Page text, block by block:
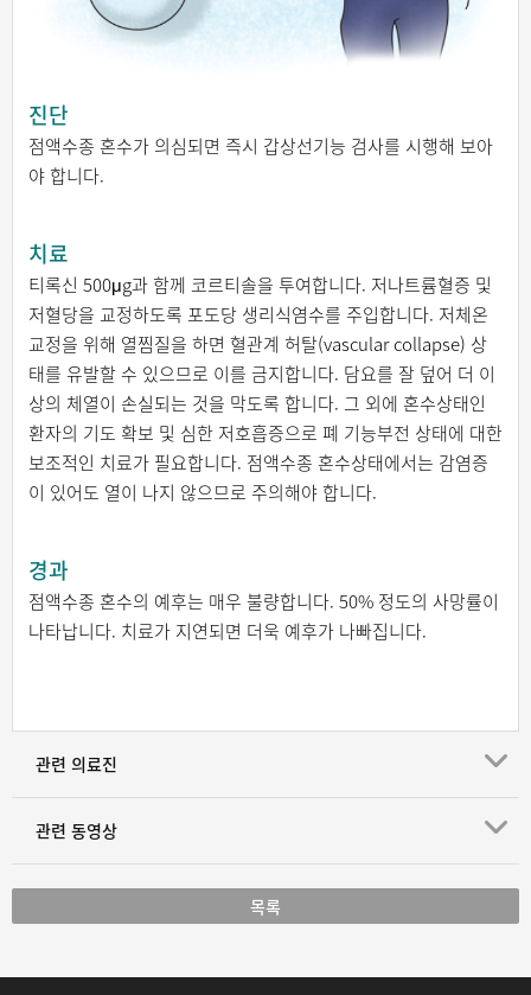
진단
점액수종 혼수가 의심되면 즉시 갑상선기능 검사를 시행해 보아
야 합니다.
치료
티록신 500μg과 함께 코르티솔을 투여합니다. 저나트륨혈증 및
저혈당을 교정하도록 포도당 생리식염수를 주입합니다. 저체온
교정을 위해 열찜질을 하면 혈관계 허탈(vascular collapse) 상
태를 유발할 수 있으므로 이를 금지합니다. 담요를 잘 덮어 더 이
상의 체열이 손실되는 것을 막도록 합니다. 그 외에 혼수상태인
환자의 기도 확보 및 심한 저호흡증으로 폐 기능부전 상태에 대한
보조적인 치료가 필요합니다. 점액수종 혼수상태에서는 감염증
이 있어도 열이 나지 않으므로 주의해야 합니다.
경과
점액수종 혼수의 예후는 매우 불량합니다. 50% 정도의 사망률이
나타납니다. 치료가 지연되면 더욱 예후가 나빠집니다.
관련 의료진
관련 동영상
목록